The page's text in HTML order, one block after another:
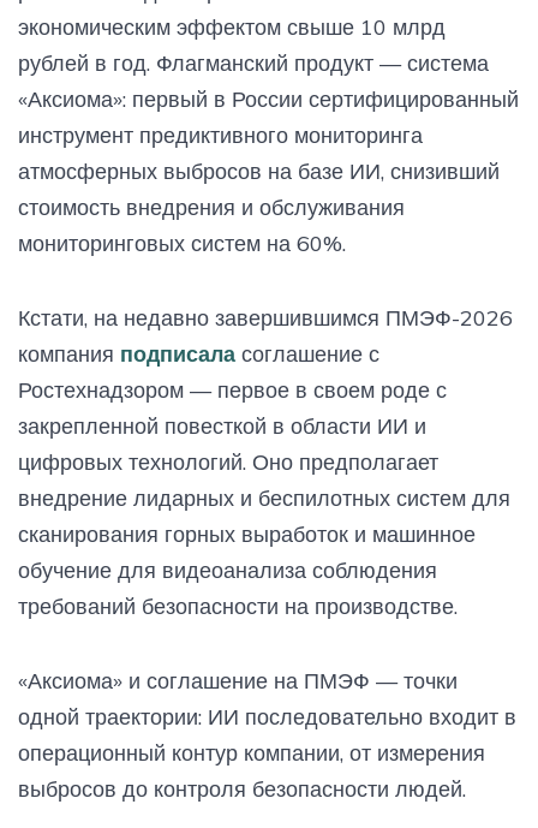
экономическим эффектом свыше 10 млрд
рублей в год. Флагманский продукт — система
«Аксиома»: первый в России сертифицированный
инструмент предиктивного мониторинга
атмосферных выбросов на базе ИИ, снизивший
стоимость внедрения и обслуживания
мониторинговых систем на 60%.
Кстати, на недавно завершившимся ПМЭФ-2026
компания подписала соглашение с
Ростехнадзором — первое в своем роде с
закрепленной повесткой в области ИИ и
цифровых технологий. Оно предполагает
внедрение лидарных и беспилотных систем для
сканирования горных выработок и машинное
обучение для видеоанализа соблюдения
требований безопасности на производстве.
«Аксиома» и соглашение на ПМЭФ — точки
одной траектории: ИИ последовательно входит в
операционный контур компании, от измерения
выбросов до контроля безопасности людей.